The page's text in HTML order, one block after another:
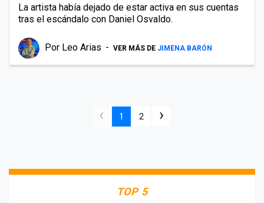
La artista había dejado de estar activa en sus cuentas
tras el escándalo con Daniel Osvaldo.
Por Leo Arias VER MÁS DE JIMENA BARÓN
‹ 1 2 ›
TOP 5